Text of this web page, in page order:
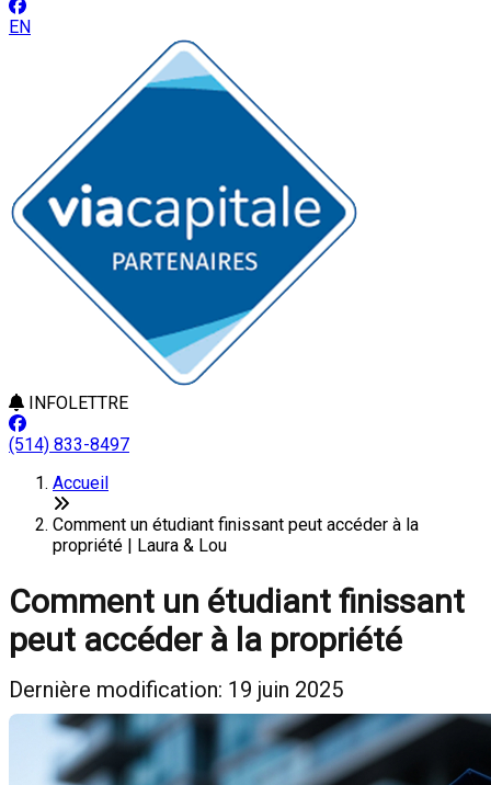
EN
INFOLETTRE
(514) 833-8497
Accueil
Comment un étudiant finissant peut accéder à la
propriété | Laura & Lou
Comment un étudiant finissant
peut accéder à la propriété
Dernière modification: 19 juin 2025